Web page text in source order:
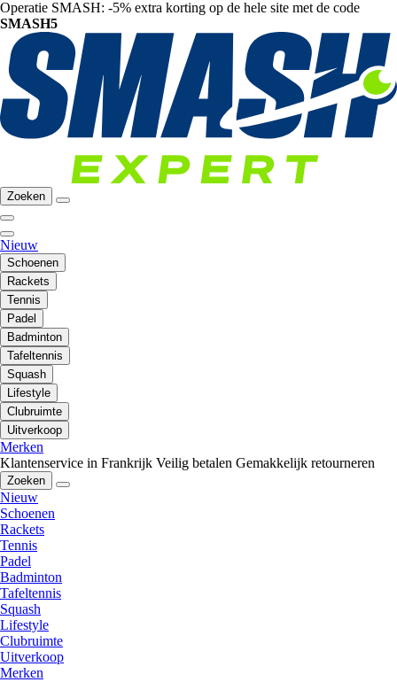
Operatie SMASH: -5% extra korting op de hele site met de code
SMASH5
Zoeken
Nieuw
Schoenen
Rackets
Tennis
Padel
Badminton
Tafeltennis
Squash
Lifestyle
Clubruimte
Uitverkoop
Merken
Klantenservice in Frankrijk Veilig betalen Gemakkelijk retourneren
Zoeken
Nieuw
Schoenen
Rackets
Tennis
Padel
Badminton
Tafeltennis
Squash
Lifestyle
Clubruimte
Uitverkoop
Merken